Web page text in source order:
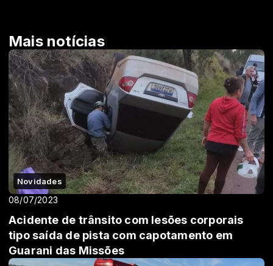
Mais notícias
Novidades
08/07/2023
Acidente de trânsito com lesões corporais
tipo saída de pista com capotamento em
Guarani das Missões